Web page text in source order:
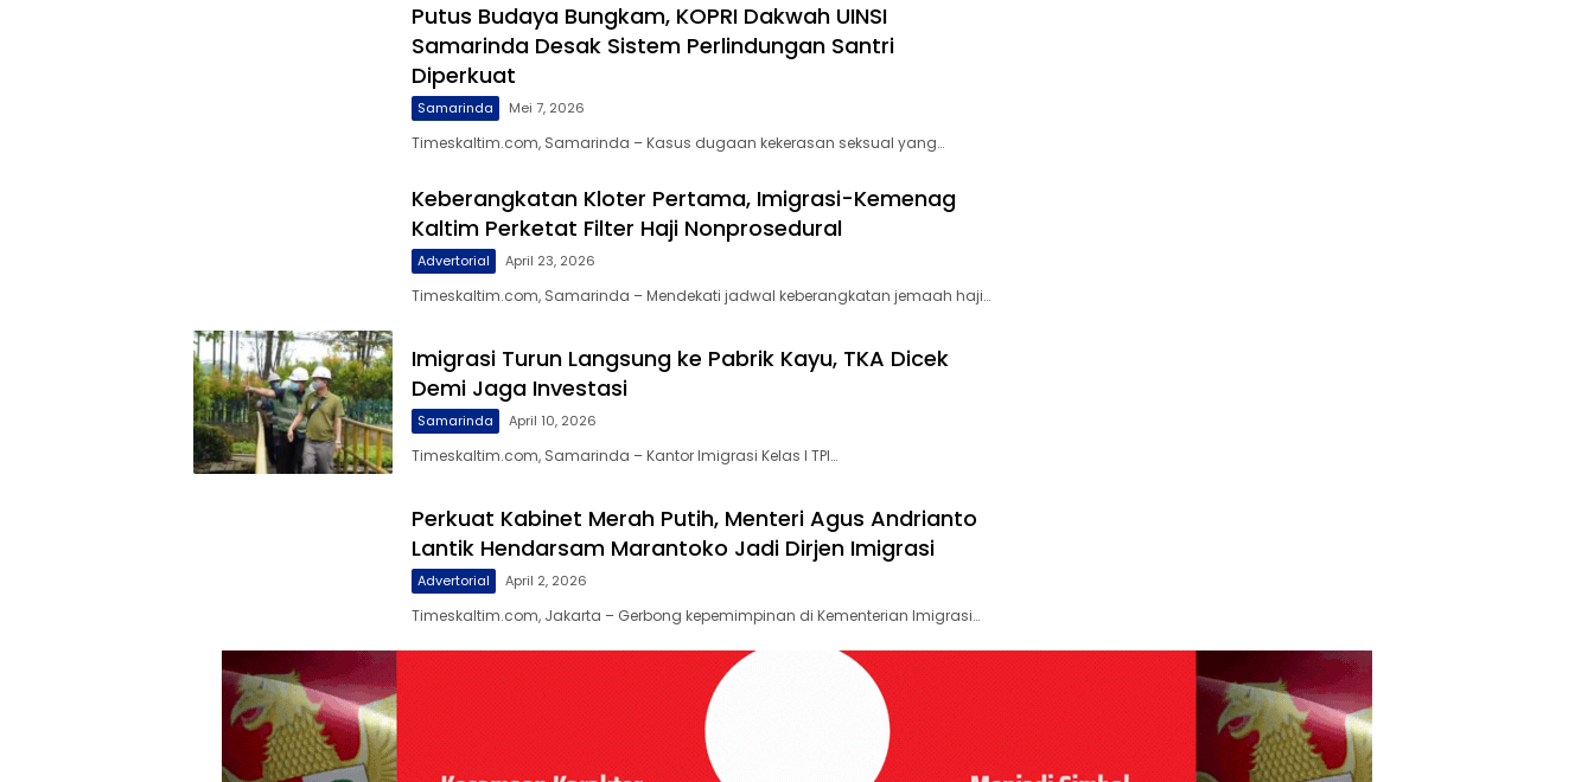
Putus Budaya Bungkam, KOPRI Dakwah UINSI
Samarinda Desak Sistem Perlindungan Santri
Diperkuat
Samarinda Mei 7, 2026
Timeskaltim.com, Samarinda – Kasus dugaan kekerasan seksual yang…
Keberangkatan Kloter Pertama, Imigrasi-Kemenag
Kaltim Perketat Filter Haji Nonprosedural
Advertorial April 23, 2026
Timeskaltim.com, Samarinda – Mendekati jadwal keberangkatan jemaah haji…
Imigrasi Turun Langsung ke Pabrik Kayu, TKA Dicek
Demi Jaga Investasi
Samarinda April 10, 2026
Timeskaltim.com, Samarinda – Kantor Imigrasi Kelas I TPI…
Perkuat Kabinet Merah Putih, Menteri Agus Andrianto
Lantik Hendarsam Marantoko Jadi Dirjen Imigrasi
Advertorial April 2, 2026
Timeskaltim.com, Jakarta – Gerbong kepemimpinan di Kementerian Imigrasi…